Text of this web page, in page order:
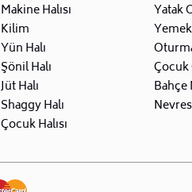
Makine Halısı
Kilim
Yün Halı
Şönil Halı
Jüt Halı
Shaggy Halı
Çocuk Halısı
Yatak
Yemek
Çocuk
Bahçe